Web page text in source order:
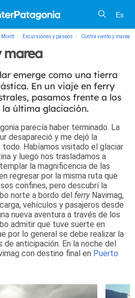
Es
Montt Excursiones y paseos Contra viento y marea
marea
emerge como una tierra
En un viaje en ferry
pasamos frente a los
última glaciación.
parecía haber terminado. La
desapareció y me dejó la
Habíamos visitado el glaciar
y luego nos trasladamos a
la magnificencia de las
regresar por la misma ruta que
confines, pero descubrí la
norte a bordo del ferryNavimag,
vehículos y pasajeros desde
nueva aventura a través de los
admitir que tuve suerte en
por lo general se debe realizar la
anticipación. En la noche del
con destino final en Puerto